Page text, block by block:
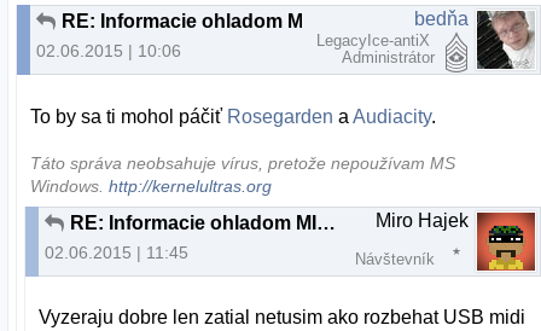
02.06.2015 | 10:06
bedňa
LegacyIce-antiX
Administrátor
To by sa ti mohol páčiť Rosegarden aAudiacity.
Táto správa neobsahuje vírus, pretože nepoužívam MS
Windows.http://kernelultras.org
RE: Informacie ohladom MIDI keyboardu
02.06.2015 | 11:45
Miro Hajek
Návštevník
Vyzeraju dobre len zatial netusim ako rozbehat USB midi